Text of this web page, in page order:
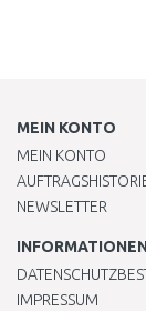
MEIN KONTO
MEIN KONTO
NEWSLETTER
IMPRESSUM